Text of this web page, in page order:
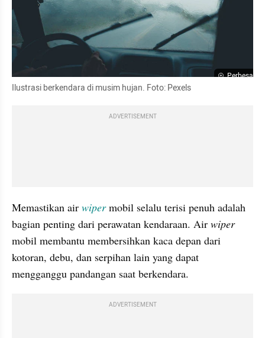
Perbesar
Ilustrasi berkendara di musim hujan. Foto: Pexels
ADVERTISEMENT
Memastikan air wiper mobil selalu terisi penuh adalah
bagian penting dari perawatan kendaraan. Air wiper
mobil membantu membersihkan kaca depan dari
kotoran, debu, dan serpihan lain yang dapat
mengganggu pandangan saat berkendara.
ADVERTISEMENT